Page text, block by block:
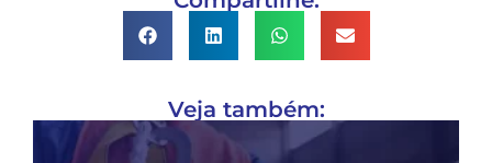
Veja também: